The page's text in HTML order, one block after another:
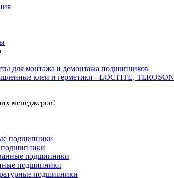
для монтажа и демонтажа подшипников
клеи и герметики - LOCTITE, TEROSON
менеджеров!
подшипники
подшипники